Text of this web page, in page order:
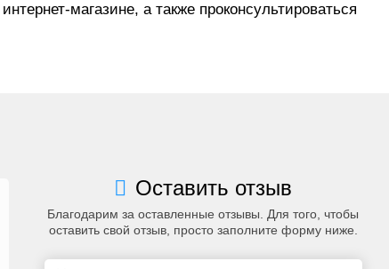
магазине, а также проконсультироваться
Оставить отзыв
Благодарим за оставленные отзывы. Для того, чтобы
оставить свой отзыв, просто заполните форму ниже.